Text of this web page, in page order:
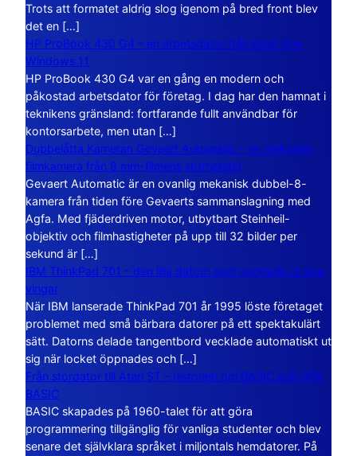
Trots att formatet aldrig slog igenom på bred front blev
det en […]
HP ProBook 430 G4 – en arbetsdator från tiden före
Windows 11
HP ProBook 430 G4 var en gång en modern och
påkostad arbetsdator för företag. I dag har den hamnat i
teknikens gränsland: fortfarande fullt användbar för
kontorsarbete, men utan […]
Dubbelåtta Kameran Gevaert Automatic – en mekanisk
filmkamera från 8 mm-filmens storhetstid
Gevaert Automatic är en ovanlig mekanisk dubbel-8-
kamera från tiden före Gevaerts sammanslagning med
Agfa. Med fjäderdriven motor, utbytbart Steinheil-
objektiv och filmhastigheter på upp till 32 bilder per
sekund är […]
IBM ThinkPad 701 – den lilla datorn som vecklade ut sina
vingar
När IBM lanserade ThinkPad 701 år 1995 löste företaget
problemet med små bärbara datorer på ett spektakulärt
sätt. Datorns delade tangentbord vecklade automatiskt ut
sig när locket öppnades och […]
Från stordator till Atari ST – historien om BASIC och GFA
BASIC
BASIC skapades på 1960-talet för att göra
programmering tillgänglig för vanliga studenter och blev
senare det självklara språket i miljontals hemdatorer. På